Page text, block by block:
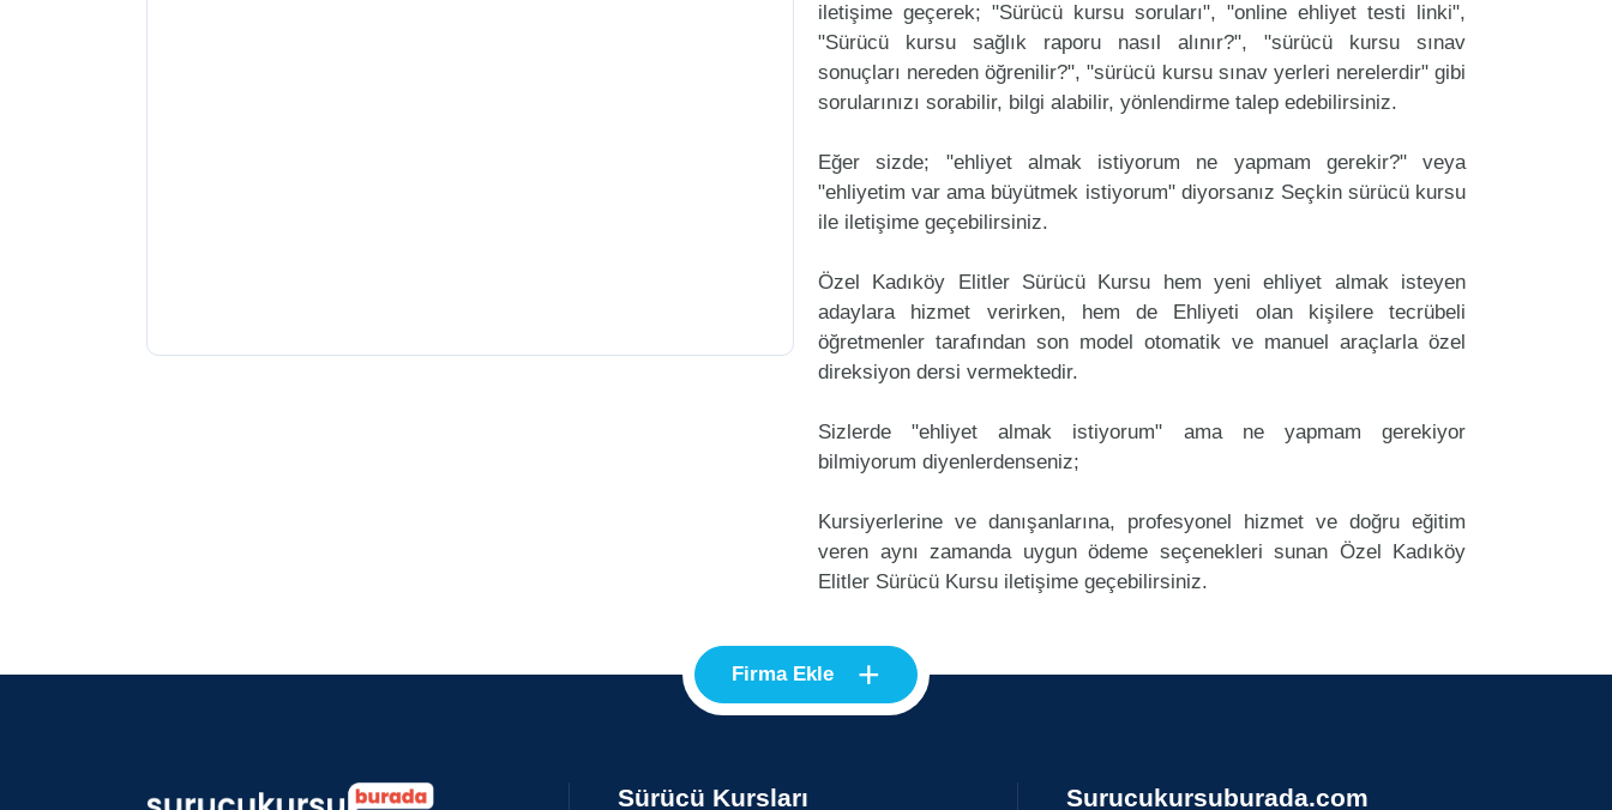
iletişime geçerek; "Sürücü kursu soruları", "online ehliyet testi linki",
"Sürücü kursu sağlık raporu nasıl alınır?", "sürücü kursu sınav
sonuçları nereden öğrenilir?", "sürücü kursu sınav yerleri nerelerdir" gibi
sorularınızı sorabilir, bilgi alabilir, yönlendirme talep edebilirsiniz.
Eğer sizde; "ehliyet almak istiyorum ne yapmam gerekir?" veya
"ehliyetim var ama büyütmek istiyorum" diyorsanız Seçkin sürücü kursu
ile iletişime geçebilirsiniz.
Özel Kadıköy Elitler Sürücü Kursu hem yeni ehliyet almak isteyen
adaylara hizmet verirken, hem de Ehliyeti olan kişilere tecrübeli
öğretmenler tarafından son model otomatik ve manuel araçlarla özel
direksiyon dersi vermektedir.
Sizlerde "ehliyet almak istiyorum" ama ne yapmam gerekiyor
bilmiyorum diyenlerdenseniz;
Kursiyerlerine ve danışanlarına, profesyonel hizmet ve doğru eğitim
veren aynı zamanda uygun ödeme seçenekleri sunan Özel Kadıköy
Elitler Sürücü Kursu iletişime geçebilirsiniz.
Firma Ekle +
Sürücü Kursları Surucukursuburada.com